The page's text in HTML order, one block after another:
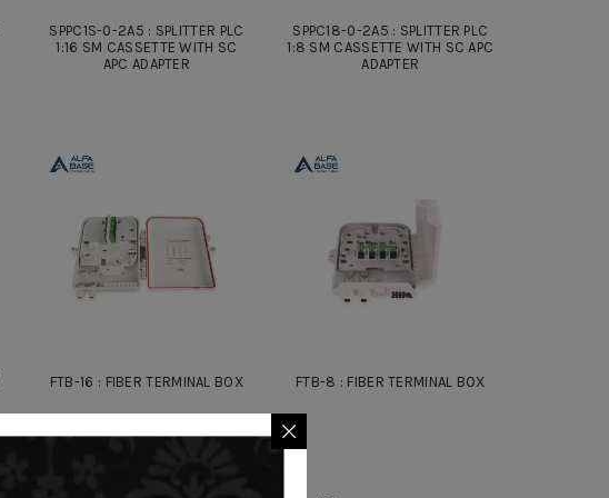
SPPC1S-0-2A5 : SPLITTER PLC
1:16 SM CASSETTE WITH SC
APC ADAPTER
SPPC18-0-2A5 : SPLITTER PLC
1:8 SM CASSETTE WITH SC APC
ADAPTER
FTB-16 : FIBER TERMINAL BOX FTB-8 : FIBER TERMINAL BOX